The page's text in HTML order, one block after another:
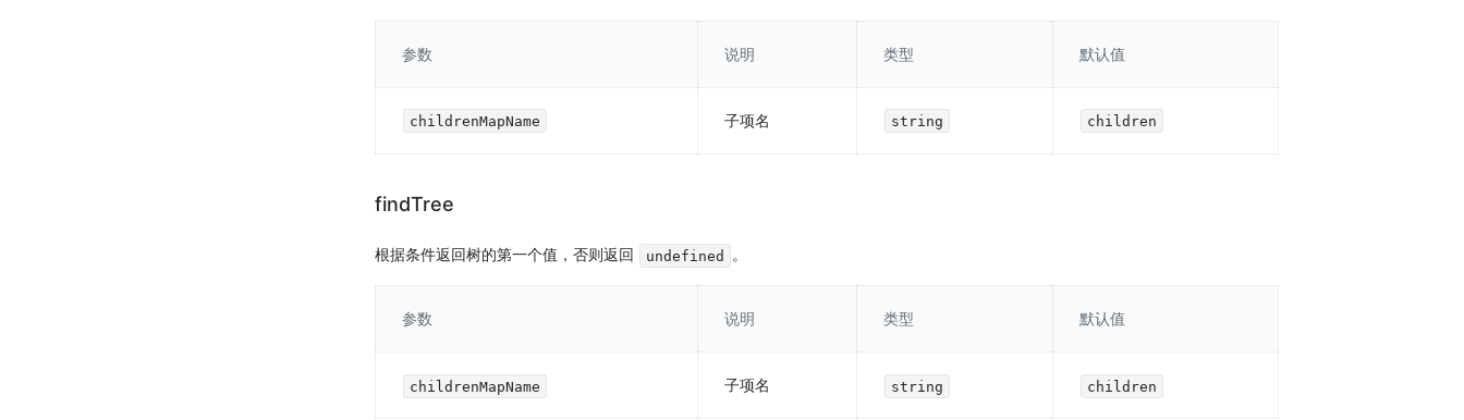
参数 说明 类型 默认值
childrenMapName 子项名 string children
findTree
根据条件返回树的第一个值，否则返回 undefined 。
参数 说明 类型 默认值
childrenMapName 子项名 string children